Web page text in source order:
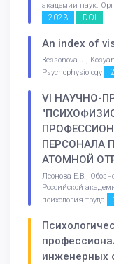
академии наук.
2023 DOI
An index of
Bessonova J.,
Psychophysiology
VI НАУЧНО-
ПЕРСОНАЛА
АТОМНОЙ
Леонова Е.В.,
Российской
психология труда
инженерных